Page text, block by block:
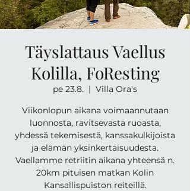
Täyslattaus Vaellus
Kolilla, FoResting
pe 23.8.
  |
Villa Ora's
Viikonlopun aikana voimaannutaan
luonnosta, ravitsevasta ruoasta,
yhdessä tekemisestä, kanssakulkijoista
ja elämän yksinkertaisuudesta.
Vaellamme retriitin aikana yhteensä n.
20km pituisen matkan Kolin
Kansallispuiston reiteillä.